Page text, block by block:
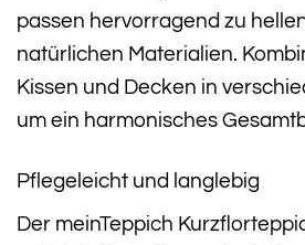
passen hervorragend zu
natürlichen Materialien.
Kissen und Decken in
um ein harmonisches
Pflegeleicht und langlebig
Der meinTeppich